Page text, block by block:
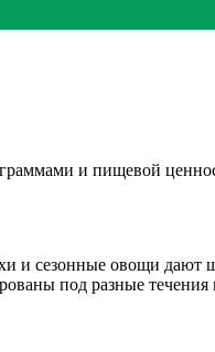
и пищевой
и сезонные овощи
под разные